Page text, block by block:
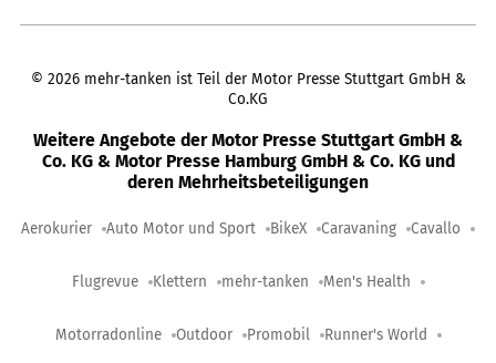
© 2026 mehr-tanken ist Teil der Motor Presse Stuttgart GmbH &
Co.KG
Weitere Angebote der Motor Presse Stuttgart GmbH &
Co. KG & Motor Presse Hamburg GmbH & Co. KG und
deren Mehrheitsbeteiligungen
Aerokurier Auto Motor und Sport BikeX Caravaning Cavallo
Flugrevue Klettern mehr-tanken Men's Health
Motorradonline Outdoor Promobil Runner's World